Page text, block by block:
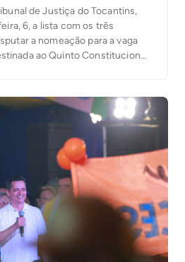
de Justiça do Tocantins,
6, a lista com os três
a nomeação para a vaga
ao Quinto Constitucional.
que da lista sêxtupla com […]